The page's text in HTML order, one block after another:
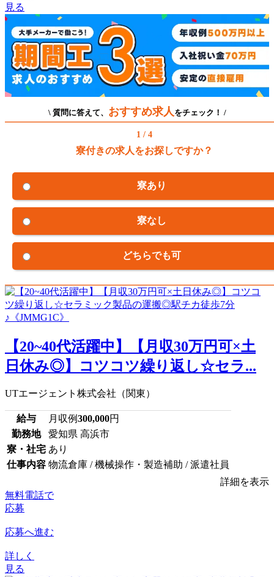
見る
\ 質問に答えて、 おすすめ求人 をチェック！ /
1 / 4
寮付きの求人をお探しですか？
寮あり
寮なし
どちらでも可
【20~40代活躍中】【月収30万円可×土
日休み◎】コツコツ繰り返し☆セラ...
UTエージェント株式会社（関東）
給与 月収例300,000円
勤務地
愛知県 高浜市
寮・社宅 あり
仕事内容 物流倉庫 / 機械操作・製造補助 / 派遣社員
詳細を表示
無料電話で
応募
応募へ進む
詳しく
見る